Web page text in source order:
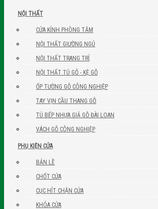
NỘI THẤT
CỬA KÍNH PHÒNG TẮM
NỘI THẤT GIƯỜNG NGỦ
NỘI THẤT TRANG TRÍ
NỘI THẤT TỦ GỖ - KỆ GỖ
ỐP TƯỜNG GỖ CÔNG NGHIỆP
TAY VỊN CẦU THANG GỖ
TỦ BẾP NHỰA GIẢ GỖ ĐÀI LOAN
VÁCH GỖ CÔNG NGHIỆP
PHỤ KIỆN CỬA
BẢN LỀ
CHỐT CỬA
CỤC HÍT CHẶN CỬA
KHÓA CỬA